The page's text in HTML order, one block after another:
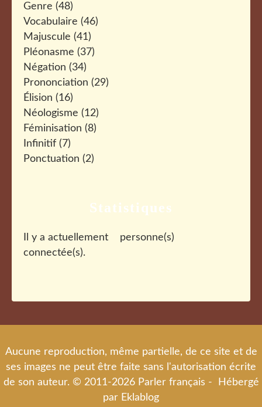
Genre (48)
Vocabulaire (46)
Majuscule (41)
Pléonasme (37)
Négation (34)
Prononciation (29)
Élision (16)
Néologisme (12)
Féminisation (8)
Infinitif (7)
Ponctuation (2)
Statistiques
Il y a actuellement
personne(s)
connectée(s).
Aucune reproduction, même partielle, de ce site et de
ses images ne peut être faite sans l'autorisation écrite
de son auteur. © 2011-2026 Parler français - Hébergé
par Eklablog